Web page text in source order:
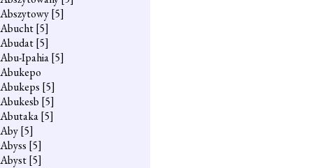
Abszytowy[5]
Abucht[5]
Abudat[5]
Abu-Ipahia[5]
Abukepo
Abukeps [5]
Abukesb [5]
Abutaka[5]
Aby[5]
Abyss [5]
Abyst[5]